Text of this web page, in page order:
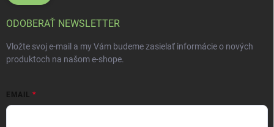
ODOBERAŤ NEWSLETTER
Vložte svoj e-mail a my Vám budeme zasielať informácie o nových
produktoch na našom e-shope.
EMAIL